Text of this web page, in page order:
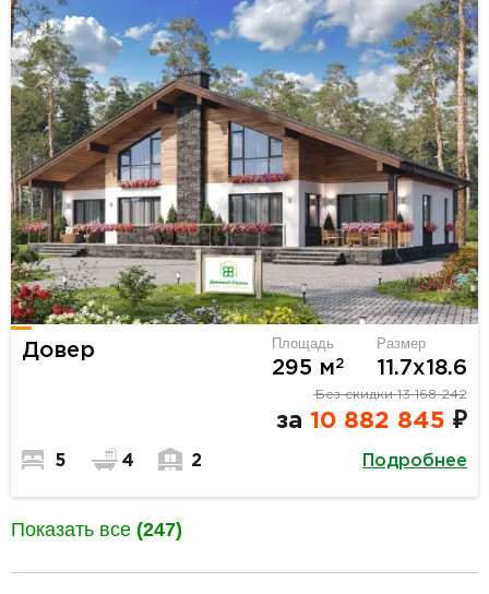
Довер Площадь
295 м2
Размер
11.7х18.6
Без скидки13 168 242
за 10 882 845 ₽
5 4 2 Подробнее
Показать все (247)